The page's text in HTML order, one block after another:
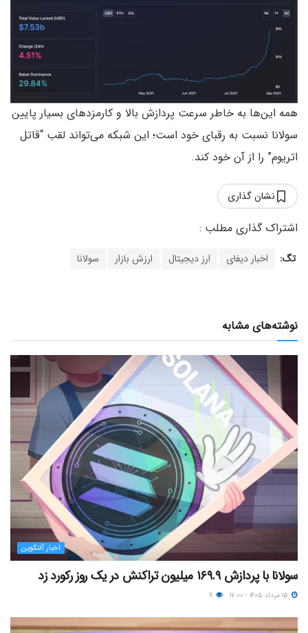
همه این‌ها به خاطر سرعت پردازش بالا و کارمزدهای بسیار پایین
سولانا نسبت به رقبای خود است؛ این شبکه می‌تواند لقب “قاتل
اتریوم” را از آن خود کند.
نشان گذاری
تگ: اخبار دیفای ارز دیجیتال ارزش بازار سولانا
نوشته‌های مشابه
اخبار آلتکوین
سولانا با پردازش ۱۶۹.۹ میلیون تراکنش در یک روز رکورد زد